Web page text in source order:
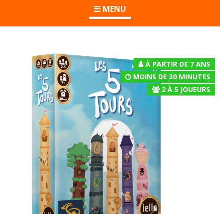
MENU
À PARTIR DE 7 ANS
MOINS DE 30 MINUTES
2 À 5 JOUEURS